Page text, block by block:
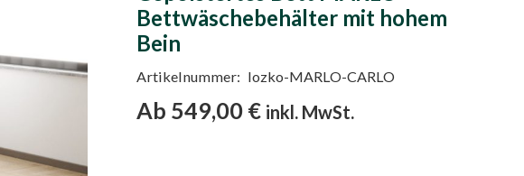
Bettwäschebehälter mit hohem
Bein
Artikelnummer: lozko-MARLO-CARLO
Ab 549,00 € inkl. MwSt.